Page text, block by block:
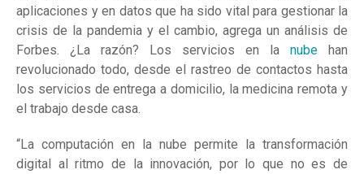
aplicaciones y en datos que ha sido vital para gestionar la
crisis de la pandemia y el cambio, agrega un análisis de
Forbes. ¿La razón? Los servicios en la nube han
revolucionado todo, desde el rastreo de contactos hasta
los servicios de entrega a domicilio, la medicina remota y
el trabajo desde casa.
“La computación en la nube permite la transformación
digital al ritmo de la innovación, por lo que no es de